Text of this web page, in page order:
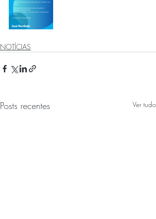
NOTÍCIAS
Posts recentes Ver tudo